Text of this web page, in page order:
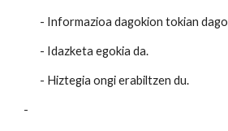
- Informazioa dagokion tokian dago
- Idazketa egokia da.
- Hiztegia ongi erabiltzen du.
-